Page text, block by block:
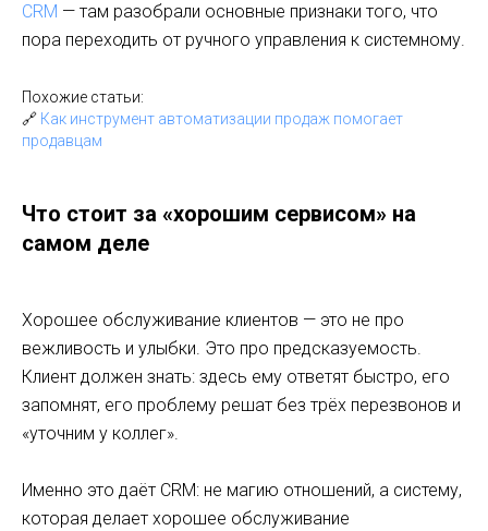
CRM — там разобрали основные признаки того, что
пора переходить от ручного управления к системному.
Похожие статьи:
🔗 Как инструмент автоматизации продаж помогает
продавцам
Что стоит за «хорошим сервисом» на
самом деле
Хорошее обслуживание клиентов — это не про
вежливость и улыбки. Это про предсказуемость.
Клиент должен знать: здесь ему ответят быстро, его
запомнят, его проблему решат без трёх перезвонов и
«уточним у коллег».
Именно это даёт CRM: не магию отношений, а систему,
которая делает хорошее обслуживание